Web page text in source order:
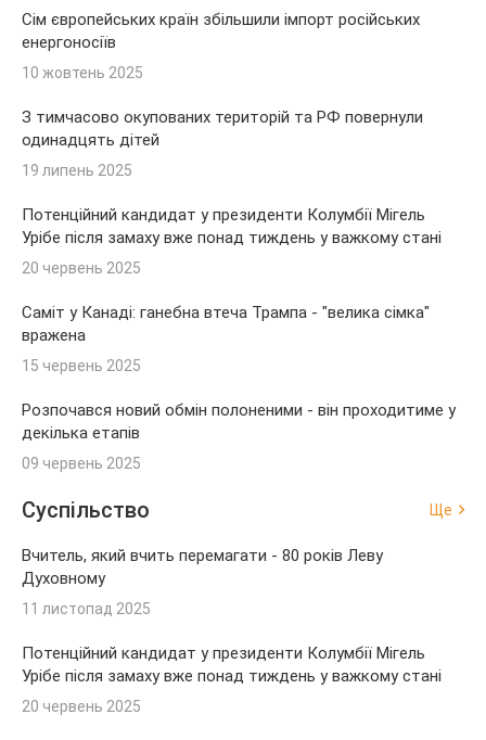
Сім європейських країн збільшили імпорт російських
енергоносіїв
10 жовтень 2025
З тимчасово окупованих територій та РФ повернули
одинадцять дітей
19 липень 2025
Потенційний кандидат у президенти Колумбії Мігель
Урібе після замаху вже понад тиждень у важкому стані
20 червень 2025
Саміт у Канаді: ганебна втеча Трампа - "велика сімка"
вражена
15 червень 2025
Розпочався новий обмін полоненими - він проходитиме у
декілька етапів
09 червень 2025
Суспільство Ще
Вчитель, який вчить перемагати - 80 років Леву
Духовному
11 листопад 2025
Потенційний кандидат у президенти Колумбії Мігель
Урібе після замаху вже понад тиждень у важкому стані
20 червень 2025